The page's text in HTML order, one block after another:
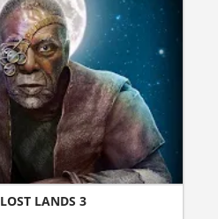
LOST LANDS 3